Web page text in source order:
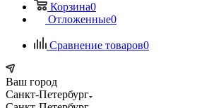
Корзина0
Отложенные0
Сравнение товаров0
Ваш город
Санкт-Петербург